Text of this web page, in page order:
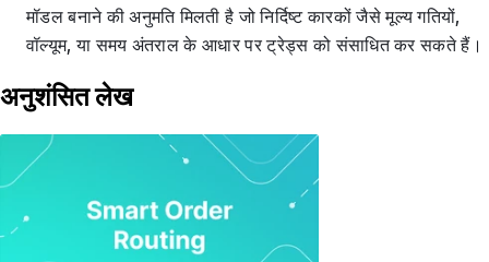
मॉडल बनाने की अनुमति मिलती है जो निर्दिष्ट कारकों जैसे मूल्य गतियों,
वॉल्यूम, या समय अंतराल के आधार पर ट्रेड्स को संसाधित कर सकते हैं।
अनुशंसित लेख